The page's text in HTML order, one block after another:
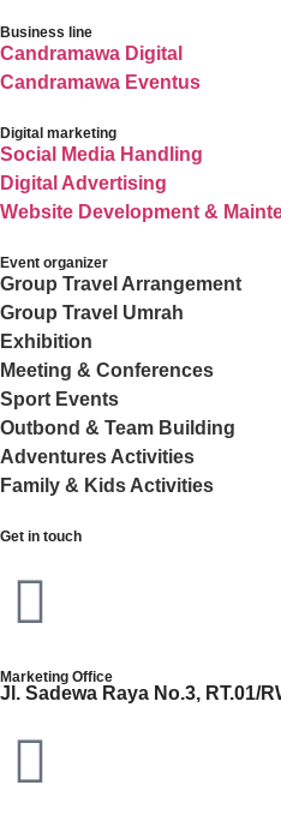
Business line
Candramawa Digital
Candramawa Eventus
Digital marketing
Social Media Handling
Digital Advertising
Website Development &
Event organizer
Group Travel Arrangement
Group Travel Umrah
Exhibition
Meeting & Conferences
Sport Events
Outbond & Team Building
Adventures Activities
Family & Kids Activities
Get in touch
Marketing Office
Jl. Sadewa Raya No.3, RT.01/